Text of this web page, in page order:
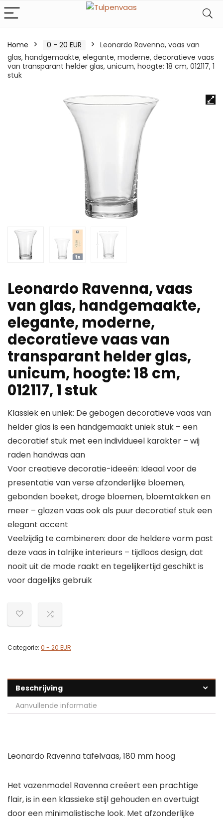
Home 0 - 20 EUR
Leonardo Ravenna, vaas van
glas, handgemaakte, elegante, moderne, decoratieve vaas
van transparant helder glas, unicum, hoogte: 18 cm, 012117, 1
stuk
Leonardo Ravenna, vaas
van glas, handgemaakte,
elegante, moderne,
decoratieve vaas van
transparant helder glas,
unicum, hoogte: 18 cm,
012117, 1 stuk
Klassiek en uniek: De gebogen decoratieve vaas van
helder glas is een handgemaakt uniek stuk – een
decoratief stuk met een individueel karakter – wij
raden handwas aan
Voor creatieve decoratie-ideeën: Ideaal voor de
presentatie van verse afzonderlijke bloemen,
gebonden boeket, droge bloemen, bloemtakken en
meer – glazen vaas ook als puur decoratief stuk een
elegant accent
Veelzijdig te combineren: door de heldere vorm past
deze vaas in talrijke interieurs – tijdloos design, dat
nooit uit de mode raakt en tegelijkertijd geschikt is
voor dagelijks gebruik
Categorie: 0 - 20 EUR
Beschrijving
Aanvullende informatie
Leonardo Ravenna tafelvaas, 180 mm hoog
Het vazenmodel Ravenna creëert een prachtige
flair, is in een klassieke stijl gehouden en overtuigt
door een minimalistische look. Met afzonderlijke